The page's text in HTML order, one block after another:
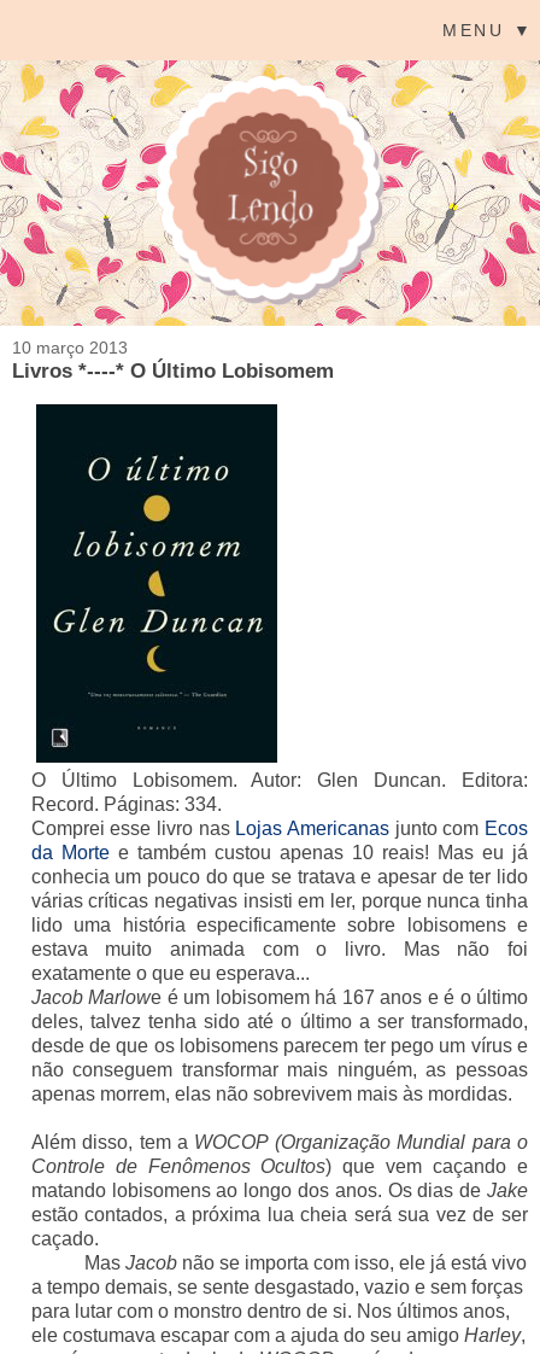
MENU ▼
10 março 2013
Livros *----* O Último Lobisomem
O Último Lobisomem. Autor: Glen Duncan. Editora:
Record. Páginas: 334.
Comprei esse livro nas Lojas Americanas junto com Ecos
da Mortee também custou apenas 10 reais! Mas eu já
conhecia um pouco do que se tratava e apesar de ter lido
várias críticas negativas insisti em ler, porque nunca tinha
lido uma história especificamente sobre lobisomens e
estava muito animada com o livro. Mas não foi
exatamente o que eu esperava...
Jacob Marlowe é um lobisomem há 167 anos e é o último
deles, talvez tenha sido até o último a ser transformado,
desde de que os lobisomens parecem ter pego um vírus e
não conseguem transformar mais ninguém, as pessoas
apenas morrem, elas não sobrevivem mais às mordidas.
Além disso, tem a WOCOP (Organização Mundial para o
Controle de Fenômenos Ocultos) que vem caçando e
matando lobisomens ao longo dos anos. Os dias de Jake
estão contados, a próxima lua cheia será sua vez de ser
caçado.
Mas Jacobnão se importa com isso, ele já está vivo
a tempo demais, se sente desgastado, vazio e sem forças
para lutar com o monstro dentro de si. Nos últimos anos,
ele costumava escapar com a ajuda do seu amigo Harley,